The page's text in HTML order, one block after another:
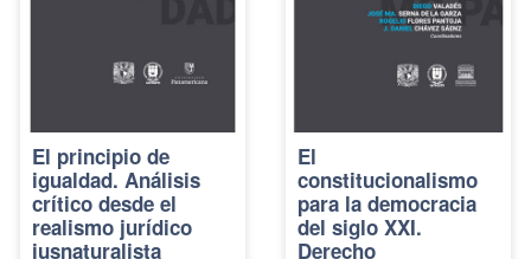
El principio de
igualdad. Análisis
crítico desde el
realismo jurídico
iusnaturalista
El
constitucionalismo
para la democracia
del siglo XXI.
Derecho